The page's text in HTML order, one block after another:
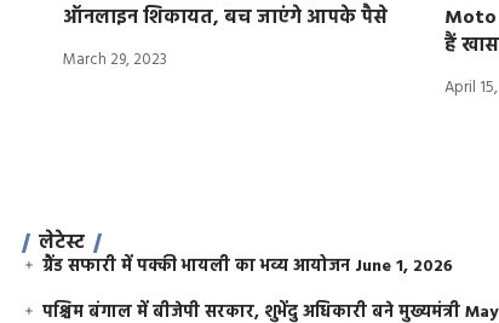
ऑनलाइन शिकायत, बच जाएंगे आपके पैसे
March 29, 2023
Moto
हैं खास
April
लेटेस्ट
ग्रैंड सफारी में पक्की भायली का भव्य आयोजन June 1, 2026
पश्चिम बंगाल में बीजेपी सरकार, शुभेंदु अधिकारी बने मुख्यमंत्री